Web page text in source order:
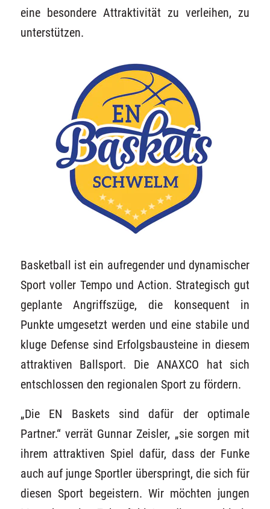
eine besondere Attraktivität zu verleihen, zu
unterstützen.
Basketball ist ein aufregender und dynamischer
Sport voller Tempo und Action. Strategisch gut
geplante Angriffszüge, die konsequent in
Punkte umgesetzt werden und eine stabile und
kluge Defense sind Erfolgsbausteine in diesem
attraktiven Ballsport. Die ANAXCO hat sich
entschlossen den regionalen Sport zu fördern.
„Die EN Baskets sind dafür der optimale
Partner.“ verrät Gunnar Zeisler, „sie sorgen mit
ihrem attraktiven Spiel dafür, dass der Funke
auch auf junge Sportler überspringt, die sich für
diesen Sport begeistern. Wir möchten jungen